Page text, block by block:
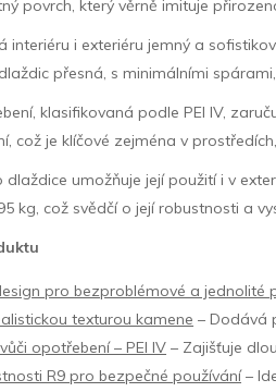
povrch, který věrně imituje
interiéru i exteriéru jemný a
přesná, s minimálními
klasifikovaná podle PEI IV,
což je klíčové zejména v
umožňuje její použití i v
kg, což svědčí o její robustnosti a
pro bezproblémové a jednolité
texturou kamene – Dodává
opotřebení – PEI IV – Zajišťuje
R9 pro bezpečné používání–